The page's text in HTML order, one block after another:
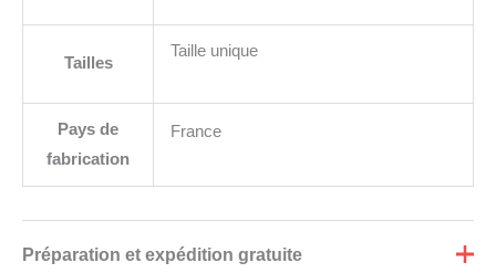
Tailles
Taille unique
Pays de
fabrication
France
Préparation et expédition gratuite